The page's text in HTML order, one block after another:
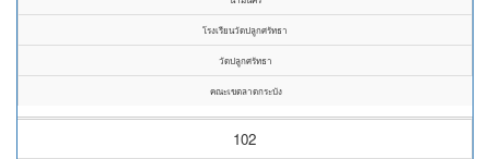
โรงเรียนวัดปลูกศรัทธา
วัดปลูกศรัทธา
คณะเขตลาดกระบัง
102